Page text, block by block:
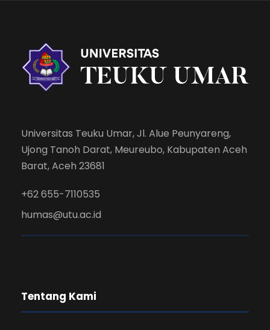
Universitas Teuku Umar, Jl. Alue Peunyareng,
Ujong Tanoh Darat, Meureubo, Kabupaten Aceh
Barat, Aceh 23681
+62 655-7110535
humas@utu.ac.id
Tentang Kami